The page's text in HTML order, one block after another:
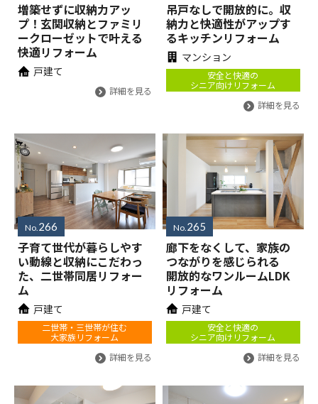
増築せずに収納力アッ
プ！玄関収納とファミリ
ークローゼットで叶える
快適リフォーム
戸建て
詳細を見る
吊戸なしで開放的に。収
納力と快適性がアップす
るキッチンリフォーム
マンション
安全と快適の
シニア向けリフォーム
詳細を見る
No. 266
子育て世代が暮らしやす
い動線と収納にこだわっ
た、二世帯同居リフォー
ム
戸建て
二世帯・三世帯が住む
大家族リフォーム
詳細を見る
No. 265
廊下をなくして、家族の
つながりを感じられる
開放的なワンルームLDK
リフォーム
戸建て
安全と快適の
シニア向けリフォーム
詳細を見る